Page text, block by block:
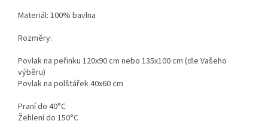
Materiál: 100% bavlna
Rozměry:
Povlak na peřinku 120x90 cm nebo 135x100 cm (dle Vašeho
výběru)
Povlak na polštářek 40x60 cm
Praní do 40°C
Žehlení do 150°C